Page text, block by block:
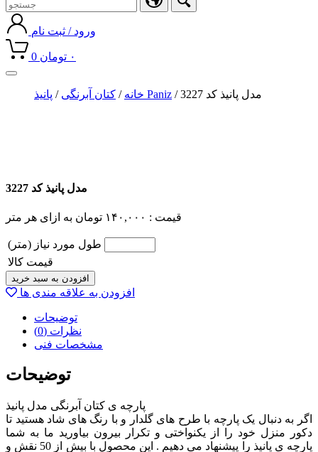
ورود / ثبت نام
0 ۰ تومان
Toggle
navigation
خانه / کتان آبرنگی / پانیذ Paniz / مدل پانیذ کد 3227
مدل پانیذ کد 3227
قیمت : ۱۴۰,۰۰۰ تومان به ازای هر متر
طول مورد نیاز (متر)
قیمت کالا
افزودن به سبد خرید
افزودن به علاقه مندی ها
توضیحات
نظرات (0)
مشخصات فنی
توضیحات
پارچه ی کتان آبرنگی مدل پانیذ
اگر به دنبال یک پارچه با طرح های گلدار و با رنگ های شاد هستید تا
دکور منزل خود را از یکنواختی و تکرار بیرون بیاورید ما به شما
پارچه ی پانیذ را پیشنهاد می دهیم . این محصول با بیش از 50 نقش و